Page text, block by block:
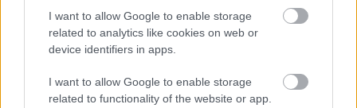
I want to allow Google to enable storage
related to analytics like cookies on web or
device identifiers in apps.
I want to allow Google to enable storage
related to functionality of the website or app.
Chuwi Minibook
PCW.lite| 2019.05.19 13:00
alapú F-Migrate mini PC
PCW.master| 2019.05.19 07:00